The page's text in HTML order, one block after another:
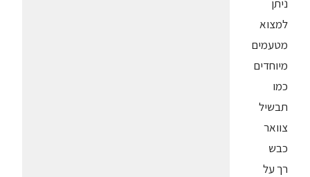
ניתן
למצוא
מטעמים
מיוחדים
כמו
תבשיל
צוואר
כבש
רך על